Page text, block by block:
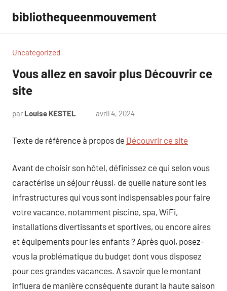
contenu
bibliothequeenmouvement
Uncategorized
Vous allez en savoir plus Découvrir ce
site
par Louise KESTEL avril 4, 2024
Texte de référence à propos de Découvrir ce site
Avant de choisir son hôtel, définissez ce qui selon vous
caractérise un séjour réussi. de quelle nature sont les
infrastructures qui vous sont indispensables pour faire
votre vacance, notamment piscine, spa, WiFi,
installations divertissants et sportives, ou encore aires
et équipements pour les enfants ? Après quoi, posez-
vous la problématique du budget dont vous disposez
pour ces grandes vacances. A savoir que le montant
influera de manière conséquente durant la haute saison